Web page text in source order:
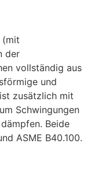
(mit
der
vollständig aus
und
zusätzlich mit
Schwingungen
Beide
ASME B40.100.